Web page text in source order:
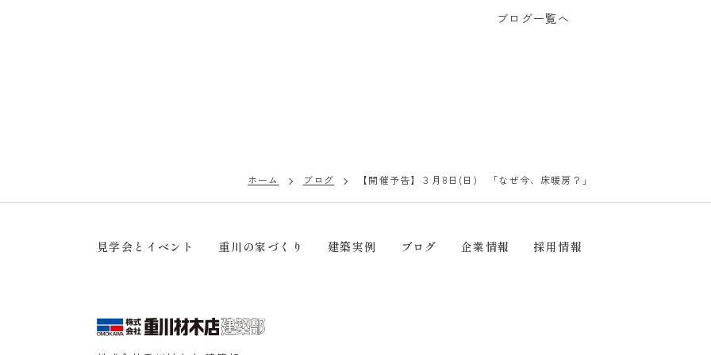
ブログ一覧へ
ホーム ブログ 【開催予告】３月8日(日) 「なぜ今、床暖房？」
見学会とイベント 重川の家づくり 建築実例 ブログ 企業情報 採用情報